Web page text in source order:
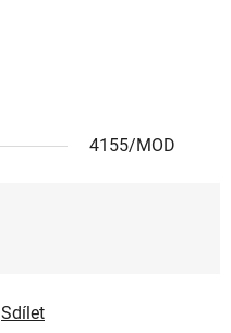
4155/MOD
Sdílet